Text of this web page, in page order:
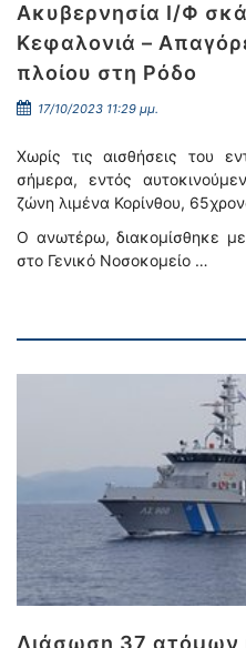
Ακυβερνησία Ι/Φ
Κεφαλονιά –
πλοίου στη Ρόδο
17/10/2023 11:29 μμ.
Χωρίς τις αισθήσεις του
σήμερα, εντός
ζώνη λιμένα Κορίνθου,
Ο ανωτέρω, διακομίσθηκε
στο Γενικό Νοσοκομείο …
Διάσωση 37 ατόμων